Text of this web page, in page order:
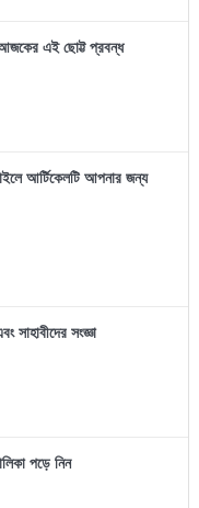
আজকের এই ছোট্ট প্রবন্ধ
আর্টিকেলটি আপনার জন্য
সাহাবীদের সংজ্ঞা
পড়ে নিন